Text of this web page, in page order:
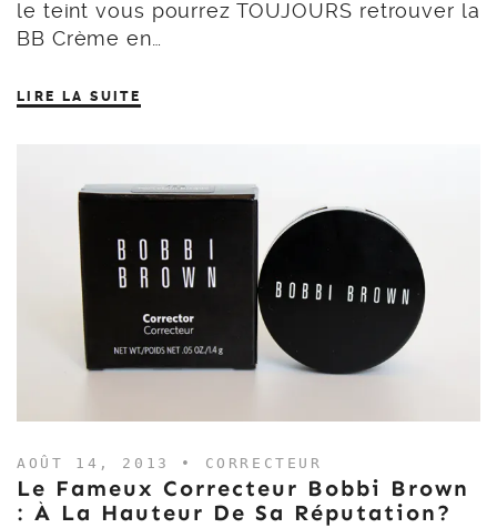
le teint vous pourrez TOUJOURS retrouver la
BB Crème en…
LIRE LA SUITE
AOÛT 14, 2013 • CORRECTEUR
Le Fameux Correcteur Bobbi Brown
: À La Hauteur De Sa Réputation?